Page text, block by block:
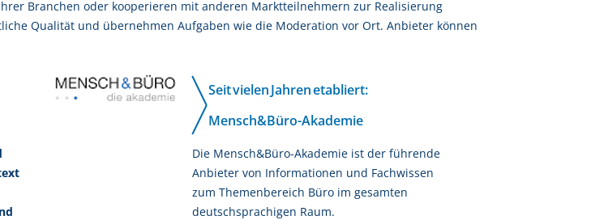
Branchen oder kooperieren mit anderen Marktteilnehmern zur Realisierung
Qualität und übernehmen Aufgaben wie die Moderation vor Ort. Anbieter können
Seit vielen Jahren etabliert:
Mensch&Büro-Akademie
Die Mensch&Büro-Akademie ist der führende
Anbieter von Informationen und Fachwissen
zum Themenbereich Büro im gesamten
deutschsprachigen Raum.